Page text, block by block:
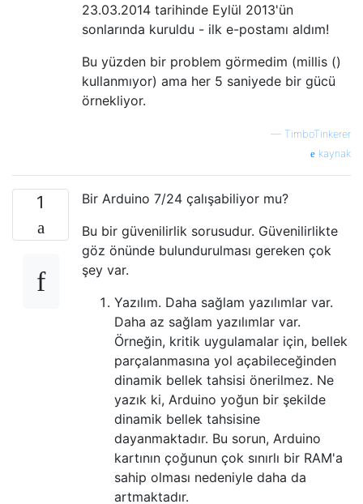
23.03.2014 tarihinde Eylül 2013'ün
sonlarında kuruldu - ilk e-postamı aldım!
Bu yüzden bir problem görmedim (millis ()
kullanmıyor) ama her 5 saniyede bir gücü
örnekliyor.
— TimboTinkerer
kaynak
1
Bir Arduino 7/24 çalışabiliyor mu?
Bu bir güvenilirlik sorusudur. Güvenilirlikte
göz önünde bulundurulması gereken çok
şey var.
Yazılım. Daha sağlam yazılımlar var.
Daha az sağlam yazılımlar var.
Örneğin, kritik uygulamalar için, bellek
parçalanmasına yol açabileceğinden
dinamik bellek tahsisi önerilmez. Ne
yazık ki, Arduino yoğun bir şekilde
dinamik bellek tahsisine
dayanmaktadır. Bu sorun, Arduino
kartının çoğunun çok sınırlı bir RAM'a
sahip olması nedeniyle daha da
artmaktadır.